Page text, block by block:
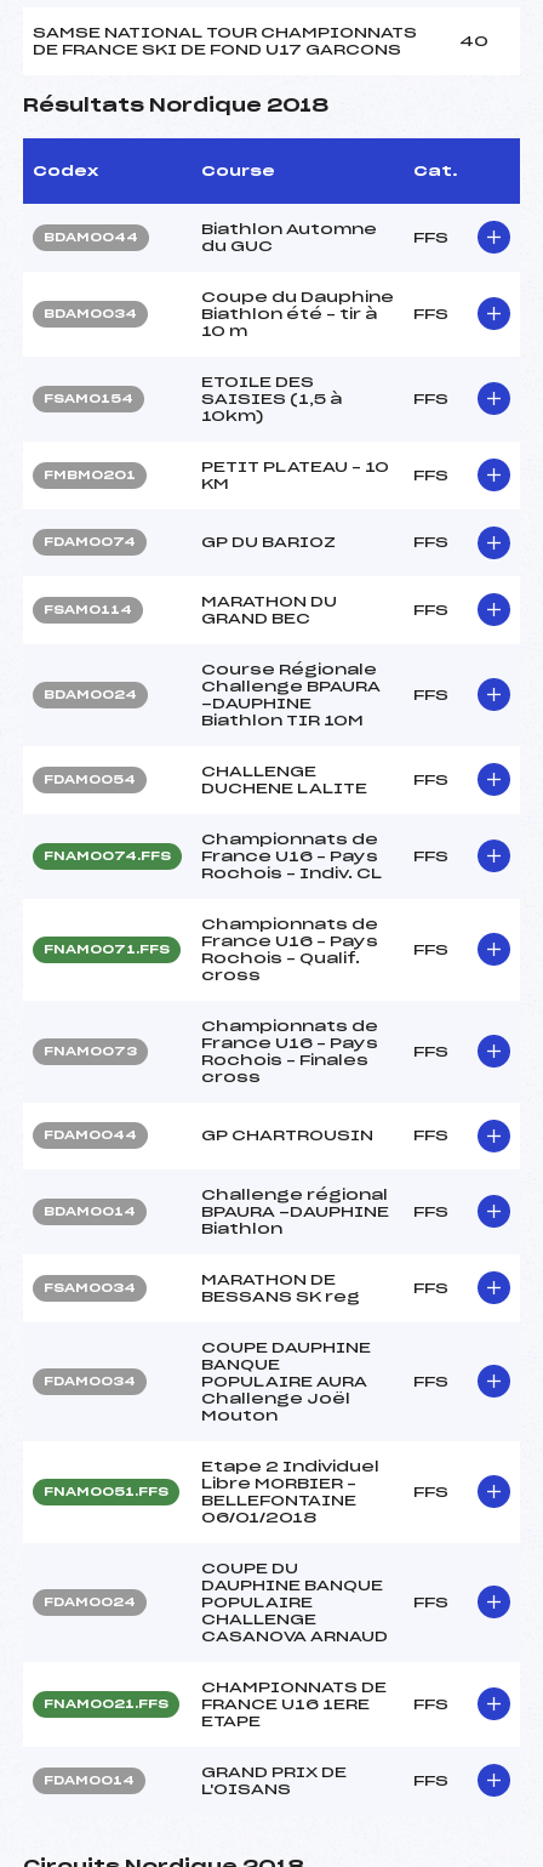
SAMSE NATIONAL TOUR CHAMPIONNATS
DE FRANCE SKI DE FOND U17 GARCONS
40
Résultats Nordique 2018
Codex Course Cat.
BDAM0044
Biathlon Automne
du GUC
FFS
BDAM0034
Coupe du Dauphine
Biathlon été – tir à
10 m
FFS
FSAM0154
ETOILE DES
SAISIES (1,5 à
10km)
FFS
FMBM0201
PETIT PLATEAU – 10
KM
FFS
FDAM0074 GP DU BARIOZ FFS
FSAM0114
MARATHON DU
GRAND BEC
FFS
BDAM0024
Course Régionale
Challenge BPAURA
-DAUPHINE
Biathlon TIR 10M
FFS
FDAM0054
CHALLENGE
DUCHENE LALITE
FFS
FNAM0074.FFS
Championnats de
France U16 – Pays
Rochois – Indiv. CL
FFS
FNAM0071.FFS
Championnats de
France U16 – Pays
Rochois – Qualif.
cross
FFS
FNAM0073
Championnats de
France U16 – Pays
Rochois – Finales
cross
FFS
FDAM0044 GP CHARTROUSIN FFS
BDAM0014
Challenge régional
BPAURA -DAUPHINE
Biathlon
FFS
FSAM0034
MARATHON DE
BESSANS SK reg
FFS
FDAM0034
COUPE DAUPHINE
BANQUE
POPULAIRE AURA
Challenge Joël
Mouton
FFS
FNAM0051.FFS
Etape 2 Individuel
Libre MORBIER –
BELLEFONTAINE
06/01/2018
FFS
FDAM0024
COUPE DU
DAUPHINE BANQUE
POPULAIRE
CHALLENGE
CASANOVA ARNAUD
FFS
FNAM0021.FFS
CHAMPIONNATS DE
FRANCE U16 1ERE
ETAPE
FFS
FDAM0014
GRAND PRIX DE
L'OISANS
FFS